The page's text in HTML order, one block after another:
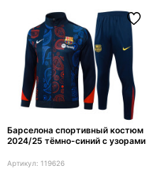
Барселона спортивный костюм
2024/25 тёмно-синий с узорами
119626